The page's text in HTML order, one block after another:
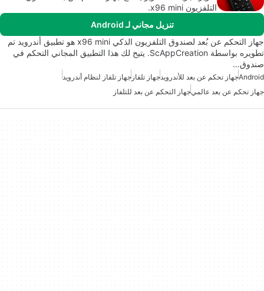
التلفزيون x96 mini.
تنزيل مجاني لـ Android
جهاز التحكم عن بُعد لصندوق التلفزيون الذكي x96 mini هو تطبيق أندرويد تم
تطويره بواسطة ScAppCreation. يتيح لك هذا التطبيق المجاني التحكم في
صندوق…
Androidجهاز تحكم عن بعد للأندرويدجهاز تلفاز جهاز تلفاز لنظام أندرويد
جهاز تحكم عن بعد عالميجهاز التحكم عن بعد للتلفاز